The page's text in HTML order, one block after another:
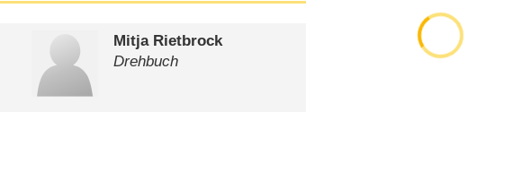
Mitja Rietbrock
Drehbuch